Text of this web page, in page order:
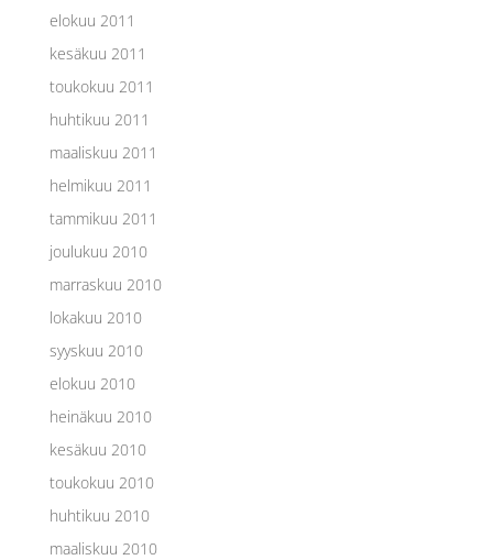
elokuu 2011
kesäkuu 2011
toukokuu 2011
huhtikuu 2011
maaliskuu 2011
helmikuu 2011
tammikuu 2011
joulukuu 2010
marraskuu 2010
lokakuu 2010
syyskuu 2010
elokuu 2010
heinäkuu 2010
kesäkuu 2010
toukokuu 2010
huhtikuu 2010
maaliskuu 2010